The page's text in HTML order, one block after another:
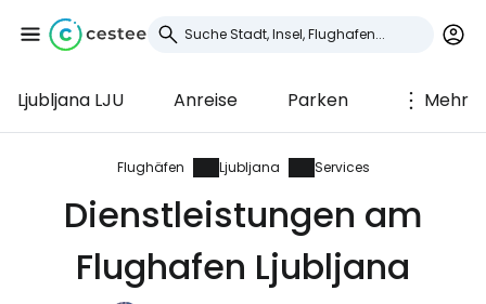
Ljubljana LJU Anreise Parken Mehr
Flughäfen Ljubljana Services
Dienstleistungen am
Flughafen Ljubljana
Anmeldung bei
Cestee
... die weltweite Reise-Community
Weiter mit Google